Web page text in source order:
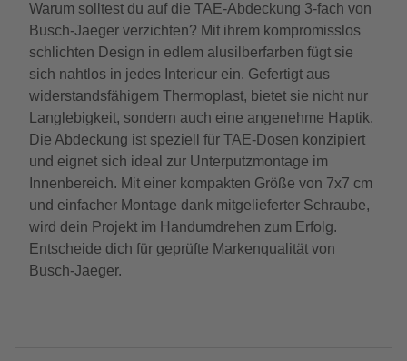
Warum solltest du auf die TAE-Abdeckung 3-fach von
Busch-Jaeger verzichten? Mit ihrem kompromisslos
schlichten Design in edlem alusilberfarben fügt sie
sich nahtlos in jedes Interieur ein. Gefertigt aus
widerstandsfähigem Thermoplast, bietet sie nicht nur
Langlebigkeit, sondern auch eine angenehme Haptik.
Die Abdeckung ist speziell für TAE-Dosen konzipiert
und eignet sich ideal zur Unterputzmontage im
Innenbereich. Mit einer kompakten Größe von 7x7 cm
und einfacher Montage dank mitgelieferter Schraube,
wird dein Projekt im Handumdrehen zum Erfolg.
Entscheide dich für geprüfte Markenqualität von
Busch-Jaeger.